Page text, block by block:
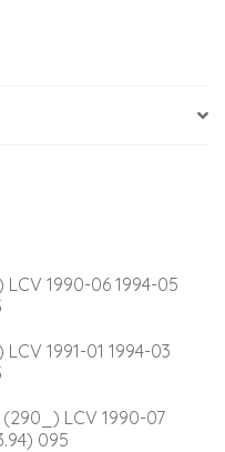
1990-06 1994-05
1991-01 1994-03
LCV 1990-07
095